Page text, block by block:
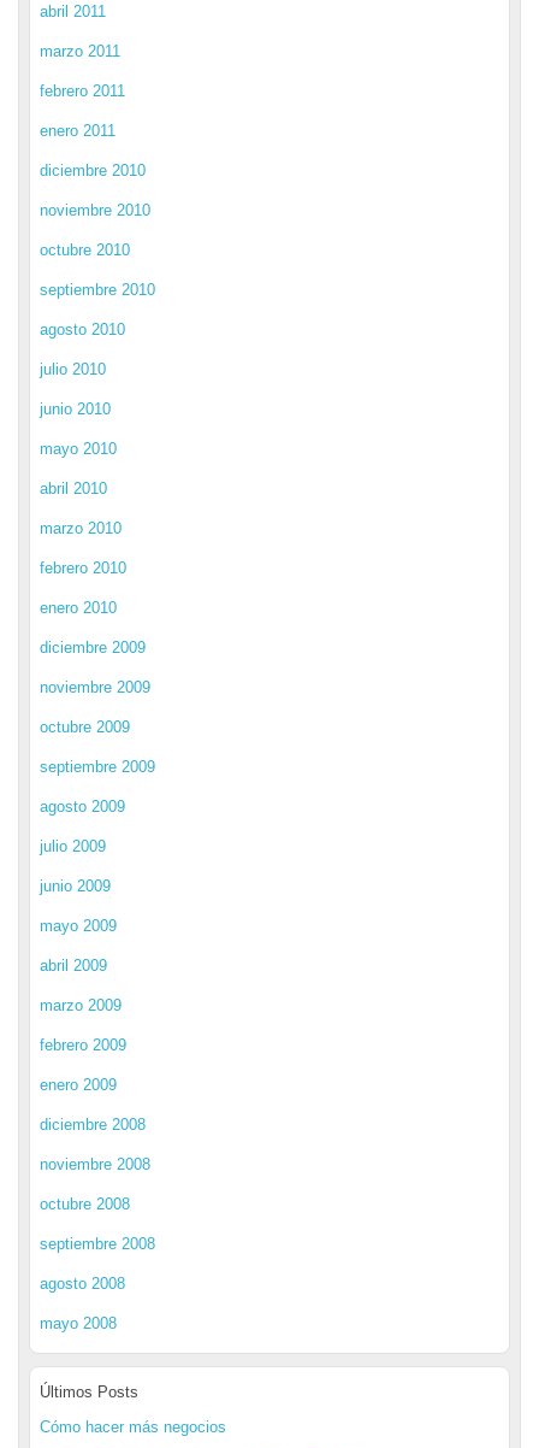
abril 2011
marzo 2011
febrero 2011
enero 2011
diciembre 2010
noviembre 2010
octubre 2010
septiembre 2010
agosto 2010
julio 2010
junio 2010
mayo 2010
abril 2010
marzo 2010
febrero 2010
enero 2010
diciembre 2009
noviembre 2009
octubre 2009
septiembre 2009
agosto 2009
julio 2009
junio 2009
mayo 2009
abril 2009
marzo 2009
febrero 2009
enero 2009
diciembre 2008
noviembre 2008
octubre 2008
septiembre 2008
agosto 2008
mayo 2008
Últimos Posts
Cómo hacer más negocios